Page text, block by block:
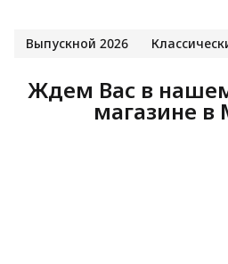
Выпускной 2026
Ждем Вас в
магазине в